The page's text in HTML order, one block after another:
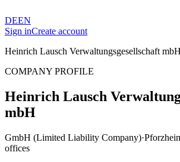
DEEN
Sign inCreate account
Heinrich Lausch Verwaltungsgesellschaft mbH
COMPANY PROFILE
Heinrich Lausch
mbH
GmbH (Limited Liability Company)·
offices